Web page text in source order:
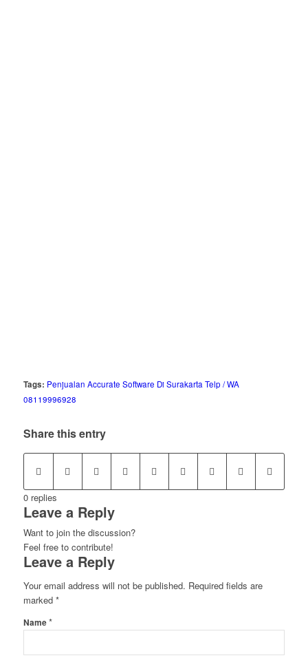
Tags: Penjualan Accurate Software Di Surakarta Telp / WA
08119996928
Share this entry
0 replies
Leave a Reply
Want to join the discussion?
Feel free to contribute!
Leave a Reply
Your email address will not be published. Required fields are
marked *
Name*